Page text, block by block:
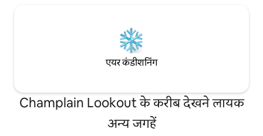
एयर कंडीशनिंग
Champlain Lookout के करीब देखने लायक
अन्य जगहें